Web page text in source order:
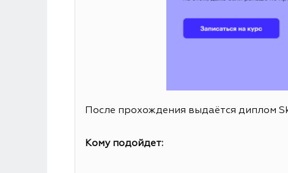
После прохождения выдаётся диплом
Кому подойдет: